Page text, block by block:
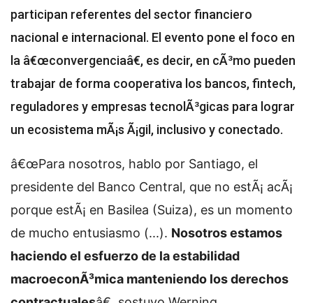
participan referentes del sector financiero
nacional e internacional. El evento pone el foco en
la â€œconvergenciaâ€, es decir, en cÃ³mo pueden
trabajar de forma cooperativa los bancos, fintech,
reguladores y empresas tecnolÃ³gicas para lograr
un ecosistema mÃ¡s Ã¡gil, inclusivo y conectado.
â€œPara nosotros, hablo por Santiago, el
presidente del Banco Central, que no estÃ¡ acÃ¡
porque estÃ¡ en Basilea (Suiza), es un momento
de mucho entusiasmo (...). Nosotros estamos
haciendo el esfuerzo de la estabilidad
macroeconÃ³mica manteniendo los derechos